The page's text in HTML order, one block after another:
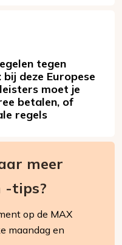
tegen
deze Europese
moet je
betalen, of
regels
meer
-tips?
op de MAX
maandag en